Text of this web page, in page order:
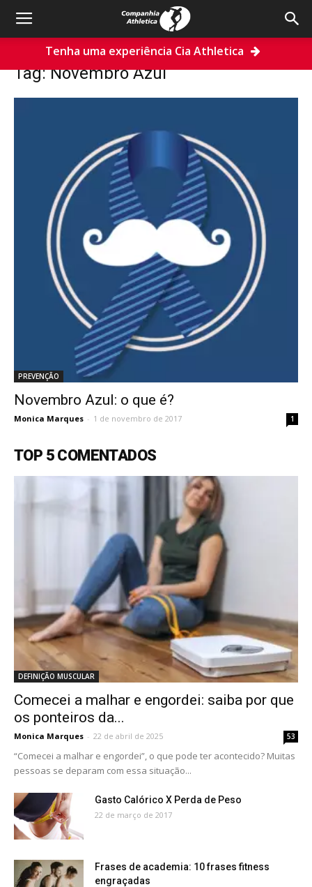
Tenha uma experiência Cia Athletica
Tags Novembro Azul
Tag: Novembro Azul
PREVENÇÃO
Novembro Azul: o que é?
Monica Marques - 1 de novembro de 2017 1
TOP 5 COMENTADOS
DEFINIÇÃO MUSCULAR
Comecei a malhar e engordei: saiba por que
os ponteiros da...
Monica Marques - 22 de abril de 2025 53
“Comecei a malhar e engordei”, o que pode ter acontecido? Muitas
pessoas se deparam com essa situação...
Gasto Calórico X Perda de Peso
22 de março de 2017
Frases de academia: 10 frases fitness
engraçadas